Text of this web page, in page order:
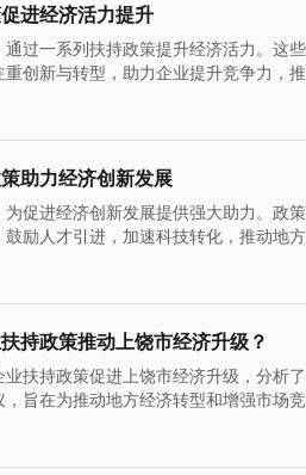
进经济活力提升
过一系列扶持政策提升经济活力。这
创新与转型，助力企业提升竞争力，
助力经济创新发展
促进经济创新发展提供强大助力。政
励人才引进，加速科技转化，推动地
持政策推动上饶市经济升级？
扶持政策促进上饶市经济升级，分析
旨在为推动地方经济转型和增强市场